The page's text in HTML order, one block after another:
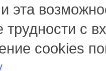
эта
трудности с
cookies